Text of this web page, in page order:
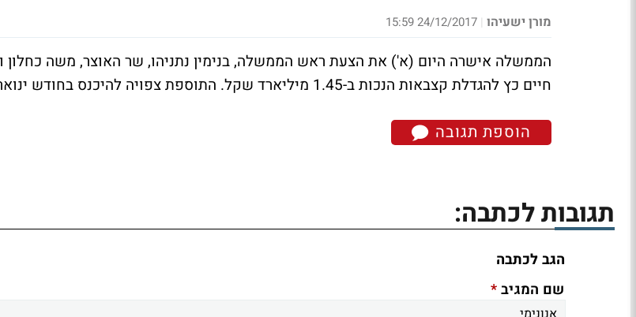
מורן ישעיהו |
24/12/2017 15:59
הממשלה אישרה היום (א') את הצעת ראש הממשלה, בנימין נתניהו, שר האוצר, משה כחלון
חיים כץ להגדלת קצבאות הנכות ב-1.45 מיליארד שקל. התוספת צפויה להיכנס בחודש ינואר הקרוב.
הוספת תגובה
תגובות לכתבה:
הגב לכתבה
שם המגיב*